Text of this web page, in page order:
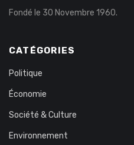
Fondé le 30 Novembre 1960.
CATÉGORIES
Politique
Économie
Société & Culture
Environnement